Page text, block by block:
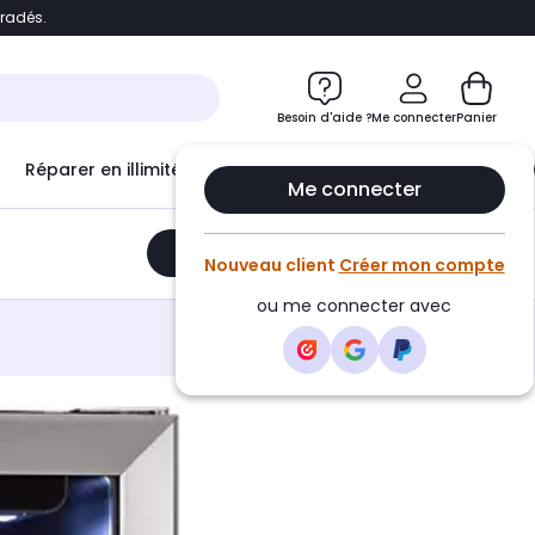
Accéder directement au chatbot
Besoin d'aide ?Me connecter
Me connecter
Nouveau client Créer mon compte
ou me connecter avec
Panier
Réparer en illimité avec Le Club Infinity
Ajouter au panier •